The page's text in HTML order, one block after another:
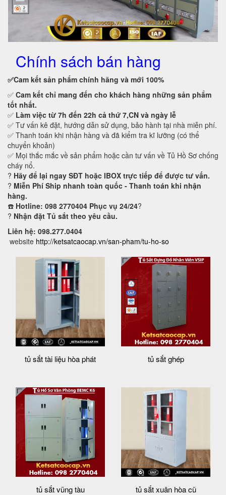
Chính sách bán hàng
✅Cam kết sản phẩm chính hãng và mới 100%
✅ Cam kết chỉ mang đến cho khách hàng những sản phẩm
tốt nhất.
✅ Làm việc từ 7h đến 22h cả thứ 7,CN và ngày lễ
✅ Tư vấn kê đặt, hướng dẫn sử dụng, bảo hành tại nhà miễn phí.
✅ Thanh toán khi nhận hàng và đã kiểm tra kĩ lưỡng (có thể
chuyển khoản)
✅ Mọi thắc mắc về sản phẩm hoặc cần tư vấn về Tủ Hồ Sơ chống
cháy nổ.
? Hãy để lại ngay SĐT hoặc IBOX trực tiếp để được tư vấn.
? Miễn Phí Ship nhanh toàn quốc - Thanh toán khi nhận
hàng.
☎️ Hotline: 098 2770404 Phục vụ 24/24?
? Nhận đặt Tủ sắt theo yêu cầu.
Liên hệ: 098.277.0404
website http://ketsatcaocap.vn/san-pham/tu-ho-so
tủ sắt tài liệu hòa phát tủ sắt ghép
tủ sắt vũng tàu tủ sắt xuân hòa cũ